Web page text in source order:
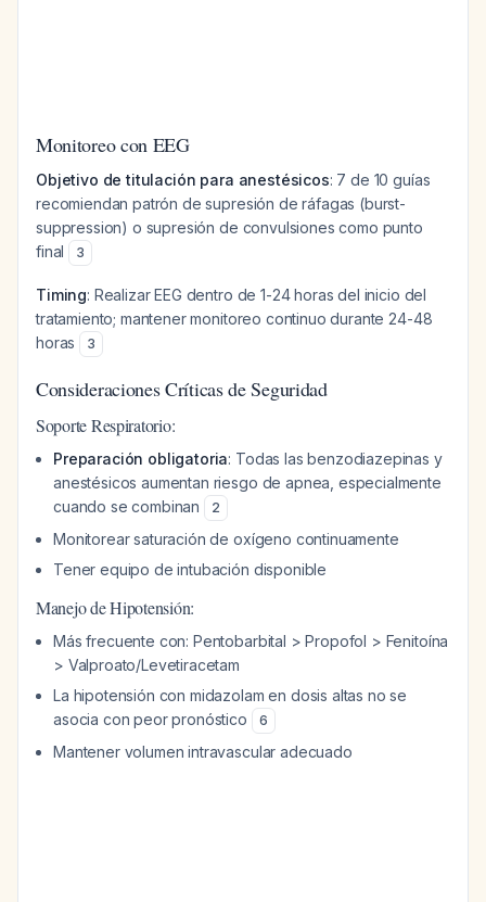
Monitoreo con EEG
Objetivo de titulación para anestésicos: 7 de 10 guías
recomiendan patrón de supresión de ráfagas (burst-
suppression) o supresión de convulsiones como punto
final
3
Timing: Realizar EEG dentro de 1-24 horas del inicio del
tratamiento; mantener monitoreo continuo durante 24-48
horas
3
Consideraciones Críticas de Seguridad
Soporte Respiratorio:
Preparación obligatoria: Todas las benzodiazepinas y
anestésicos aumentan riesgo de apnea, especialmente
cuando se combinan
2
Monitorear saturación de oxígeno continuamente
Tener equipo de intubación disponible
Manejo de Hipotensión:
Más frecuente con: Pentobarbital > Propofol > Fenitoína
> Valproato/Levetiracetam
La hipotensión con midazolam en dosis altas no se
asocia con peor pronóstico
6
Mantener volumen intravascular adecuado